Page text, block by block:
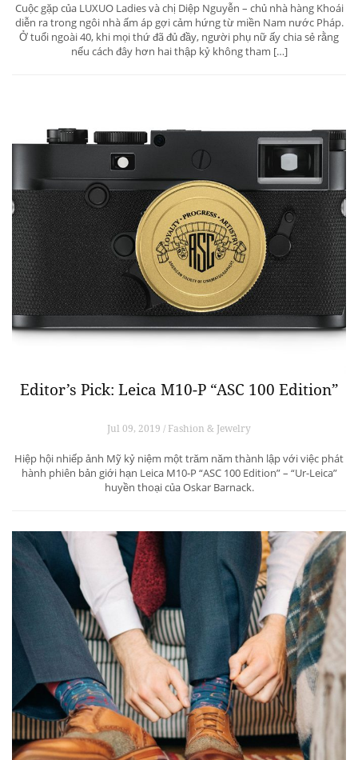
Cuộc gặp của LUXUO Ladies và chị Diệp Nguyễn – chủ nhà hàng Khoái
diễn ra trong ngôi nhà ấm áp gợi cảm hứng từ miền Nam nước Pháp.
Ở tuổi ngoài 40, khi mọi thứ đã đủ đầy, người phụ nữ ấy chia sẻ rằng
nếu cách đây hơn hai thập kỷ không tham […]
Editor’s Pick: Leica M10-P “ASC 100 Edition”
Jul 09, 2019 / Fashion & Jewelry
Hiệp hội nhiếp ảnh Mỹ kỷ niệm một trăm năm thành lập với việc phát
hành phiên bản giới hạn Leica M10-P “ASC 100 Edition” – “Ur-Leica”
huyền thoại của Oskar Barnack.